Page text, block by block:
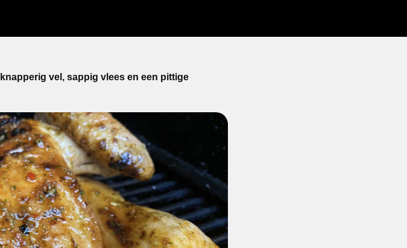
vel, sappig vlees en een pittige